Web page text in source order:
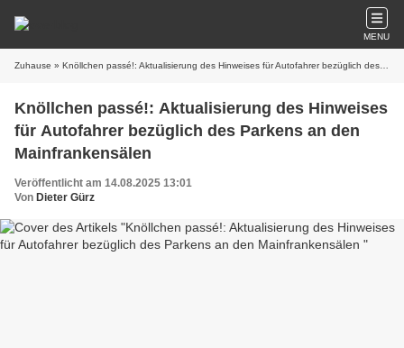
MENU
Zuhause » Knöllchen passé!: Aktualisierung des Hinweises für Autofahrer bezüglich des Parkens an den Mainfrankensälen
Knöllchen passé!: Aktualisierung des Hinweises
für Autofahrer bezüglich des Parkens an den
Mainfrankensälen
Veröffentlicht am 14.08.2025 13:01
Von Dieter Gürz